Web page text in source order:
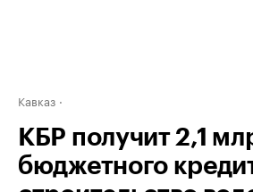
Кавказ
КБР получит 2,1
бюджетного